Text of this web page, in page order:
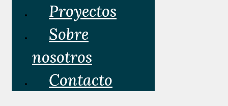
Proyectos
Sobre
nosotros
Contacto